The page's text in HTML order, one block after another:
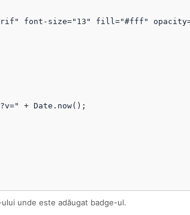
unde este adăugat badge-ul.